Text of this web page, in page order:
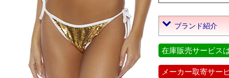
ブランド紹介
在庫販売サービス
メーカー取寄サー